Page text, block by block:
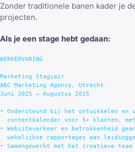
Zonder traditionele banen kader je
projecten.
Als je een stage hebt gedaan:
WERKERVARING
Marketing Stagiair
ABC Marketing Agency, Utrecht
Juni 2025 – Augustus 2025
• Ondersteund bij het ontwikkelen
contentkalender voor 5+ klanten,
• Websiteverkeer en betrokkenheid
wekelijkse rapportages aan
• Samengewerkt met het creatieve